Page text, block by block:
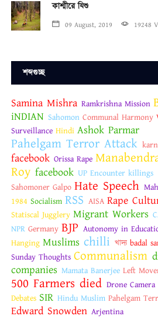
কাশ্মীরে যিশু
09 August, 2019 19248
শব্দগুচ্ছ
Samina Mishra Ramkrishna Mission
iNDIAN Sahomon Communal Harmony
Surveillance Hindi Ashok Parmar
Pahelgam Terror Attack
facebook Orissa Rape
Roy facebook UP Encounter killings
Sahomoner Galpo Hate Speech
1984 Socialism RSS AISA Rape
Statiscal Jugglery Migrant Workers
NPR Germany BJP Autonomy in
Hanging Muslims chilli খাদ্য badal
Sunday Thoughts Communalism
companies Mamata Banerjee Left
500 Farmers died Drone Camera
Debates SIR Hindu Muslim Pahelgam
Edward Snowden Arjentina